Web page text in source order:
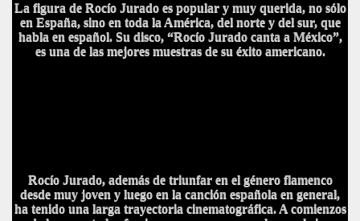
La figura de Rocío Jurado es popular y muy querida, no sólo
en España, sino en toda la América, del norte y del sur, que
habla en español. Su disco, “Rocío Jurado canta a México”,
es una de las mejores muestras de su éxito americano.
Rocío Jurado, además de triunfar en el género flamenco
desde muy joven y luego en la canción española en general,
ha tenido una larga trayectoria cinematográfica. A comienzos